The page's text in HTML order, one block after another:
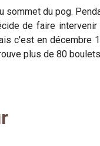
du pog.
de faire
c'est en décembre
plus de 80